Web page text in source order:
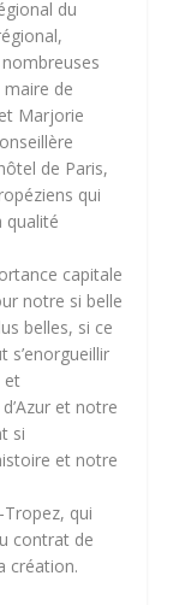
du
maire de
Marjorie
de Paris,
qui
qualité
capitale
notre si belle
belles, si ce
s’enorgueillir
et
et notre
si
et notre
Tropez, qui
contrat de
création.